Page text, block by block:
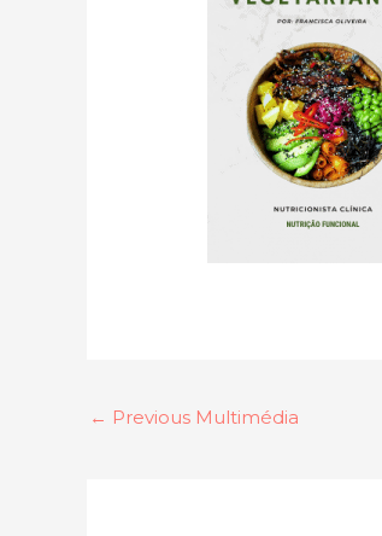
← Previous Multimédia